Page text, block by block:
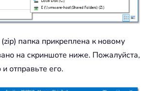
папка прикреплена к новому
на скриншоте ниже. Пожалуйста,
отправьте его.